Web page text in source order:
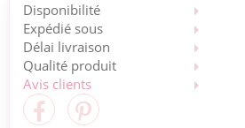
Disponibilité
Expédié sous
Délai livraison
Qualité produit
Avis clients